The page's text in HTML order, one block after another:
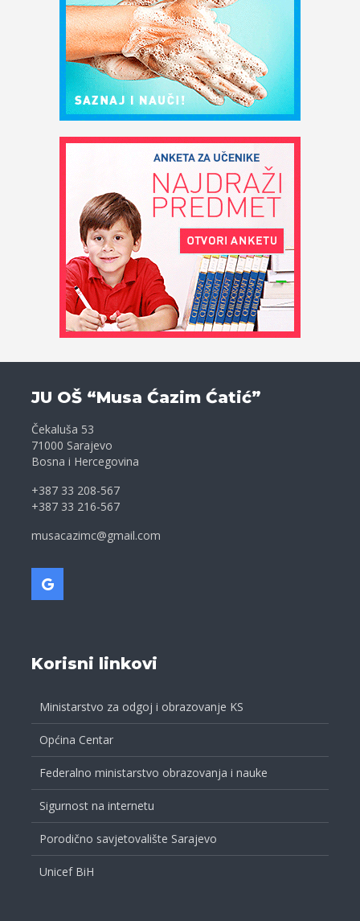
JU OŠ “Musa Ćazim Ćatić”
Čekaluša 53
71000 Sarajevo
Bosna i Hercegovina
+387 33 208-567
+387 33 216-567
musacazimc@gmail.com
Korisni linkovi
Ministarstvo za odgoj i obrazovanje KS
Općina Centar
Federalno ministarstvo obrazovanja i nauke
Sigurnost na internetu
Porodično savjetovalište Sarajevo
Unicef BiH